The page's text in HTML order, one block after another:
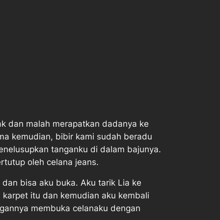
dan malah merapatkan dadanya ke
kemudian, bibir kami sudah beradu
tanganku di dalam bajunya.
oleh celana jeans.
bisa aku buka. Aku tarik Lia ke
itu dan kemudian aku kembali
membuka celanaku dengan